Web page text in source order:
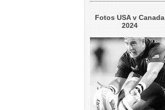
Fotos USA v Canada
2024